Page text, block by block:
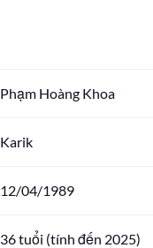
Phạm Hoàng Khoa
Karik
12/04/1989
36 tuổi (tính đến 2025)